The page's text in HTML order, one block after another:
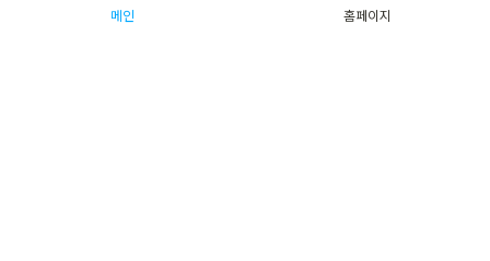
메인 홈페이지